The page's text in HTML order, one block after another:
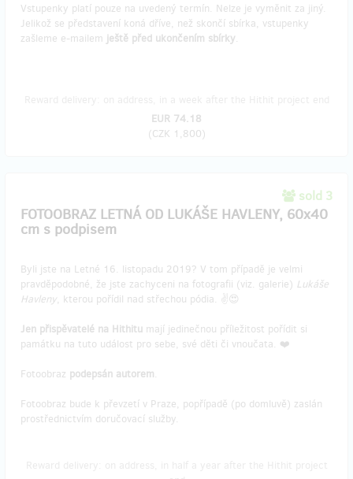
Vstupenky platí pouze na uvedený termín. Nelze je vyměnit za jiný.
Jelikož se představení koná dříve, než skončí sbírka, vstupenky
zašleme e-mailem ještě před ukončením sbírky.
EUR 74.18
(CZK 1,800)
sold 3
FOTOOBRAZ LETNÁ OD LUKÁŠE HAVLENY, 60x40
cm s podpisem
Byli jste na Letné 16. listopadu 2019? V tom případě je velmi
pravděpodobné, že jste zachyceni na fotografii (viz. galerie) Lukáše
Havleny, kterou pořídil nad střechou pódia. ✌️😍
Jen přispěvatelé na Hithitu mají jedinečnou příležitost pořídit si
památku na tuto událost pro sebe, své děti či vnoučata. ❤️
Fotoobraz podepsán autorem.
Fotoobraz bude k převzetí v Praze, popřípadě (po domluvě) zaslán
prostřednictvím doručovací služby.